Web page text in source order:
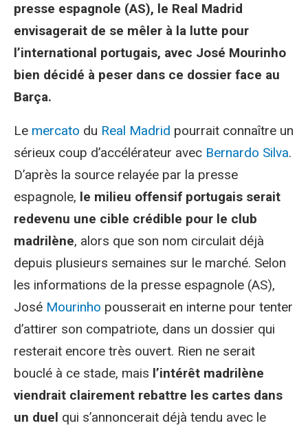
presse espagnole (AS), le Real Madrid
envisagerait de se mêler à la lutte pour
l’international portugais, avec José Mourinho
bien décidé à peser dans ce dossier face au
Barça.
Le mercato du Real Madrid pourrait connaître un
sérieux coup d’accélérateur avec Bernardo Silva.
D’après la source relayée par la presse
espagnole, le milieu offensif portugais serait
redevenu une cible crédible pour le club
madrilène, alors que son nom circulait déjà
depuis plusieurs semaines sur le marché. Selon
les informations de la presse espagnole (AS),
José Mourinho pousserait en interne pour tenter
d’attirer son compatriote, dans un dossier qui
resterait encore très ouvert. Rien ne serait
bouclé à ce stade, mais l’intérêt madrilène
viendrait clairement rebattre les cartes dans
un duel qui s’annoncerait déjà tendu avec le